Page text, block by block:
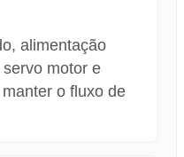
alimentação
motor e
o fluxo de